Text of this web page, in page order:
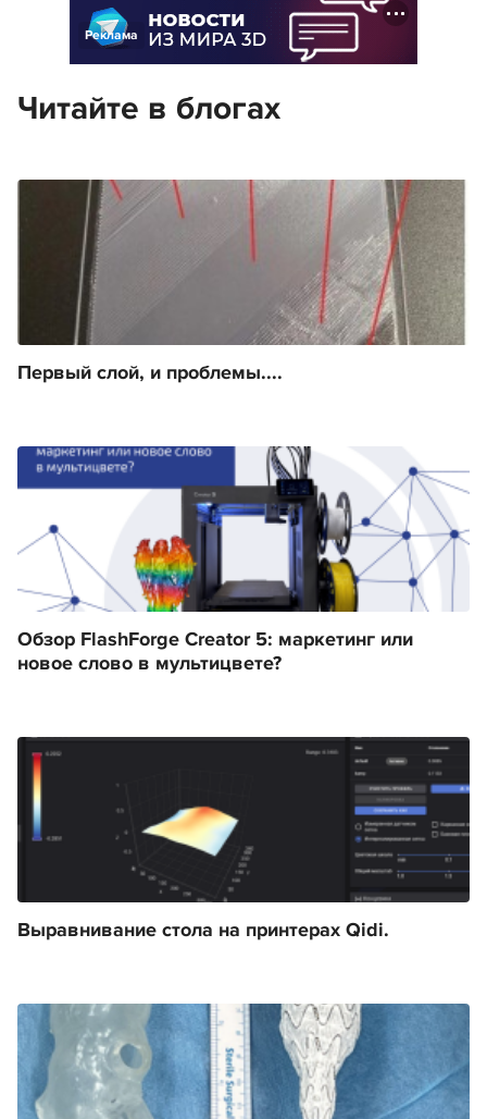
Реклама
Читайте в блогах
Первый слой, и проблемы....
Обзор FlashForge Creator 5: маркетинг или
новое слово в мультицвете?
Выравнивание стола на принтерах Qidi.